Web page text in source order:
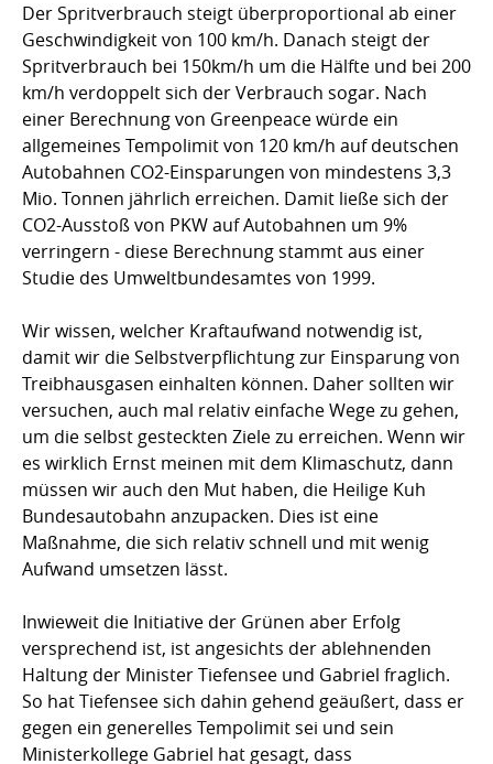
Der Spritverbrauch steigt überproportional ab einer
Geschwindigkeit von 100 km/h. Danach steigt der
Spritverbrauch bei 150km/h um die Hälfte und bei 200
km/h verdoppelt sich der Verbrauch sogar. Nach
einer Berechnung von Greenpeace würde ein
allgemeines Tempolimit von 120 km/h auf deutschen
Autobahnen CO2-Einsparungen von mindestens 3,3
Mio. Tonnen jährlich erreichen. Damit ließe sich der
CO2-Ausstoß von PKW auf Autobahnen um 9%
verringern - diese Berechnung stammt aus einer
Studie des Umweltbundesamtes von 1999.
Wir wissen, welcher Kraftaufwand notwendig ist,
damit wir die Selbstverpflichtung zur Einsparung von
Treibhausgasen einhalten können. Daher sollten wir
versuchen, auch mal relativ einfache Wege zu gehen,
um die selbst gesteckten Ziele zu erreichen. Wenn wir
es wirklich Ernst meinen mit dem Klimaschutz, dann
müssen wir auch den Mut haben, die Heilige Kuh
Bundesautobahn anzupacken. Dies ist eine
Maßnahme, die sich relativ schnell und mit wenig
Aufwand umsetzen lässt.
Inwieweit die Initiative der Grünen aber Erfolg
versprechend ist, ist angesichts der ablehnenden
Haltung der Minister Tiefensee und Gabriel fraglich.
So hat Tiefensee sich dahin gehend geäußert, dass er
gegen ein generelles Tempolimit sei und sein
Ministerkollege Gabriel hat gesagt, dass